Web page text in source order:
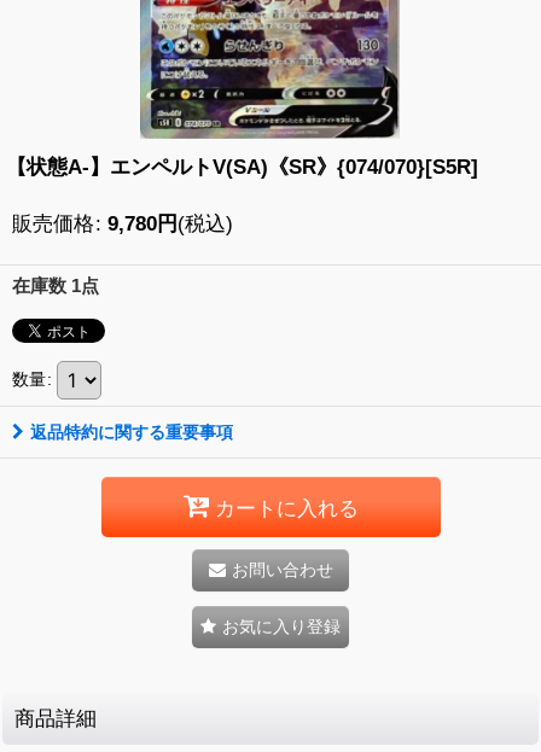
【状態A-】エンペルトV(SA)《SR》{074/070}[S5R]
販売価格: 9,780円 (税込)
在庫数 1点
数量:
返品特約に関する重要事項
カートに入れる
お問い合わせ
お気に入り登録
商品詳細